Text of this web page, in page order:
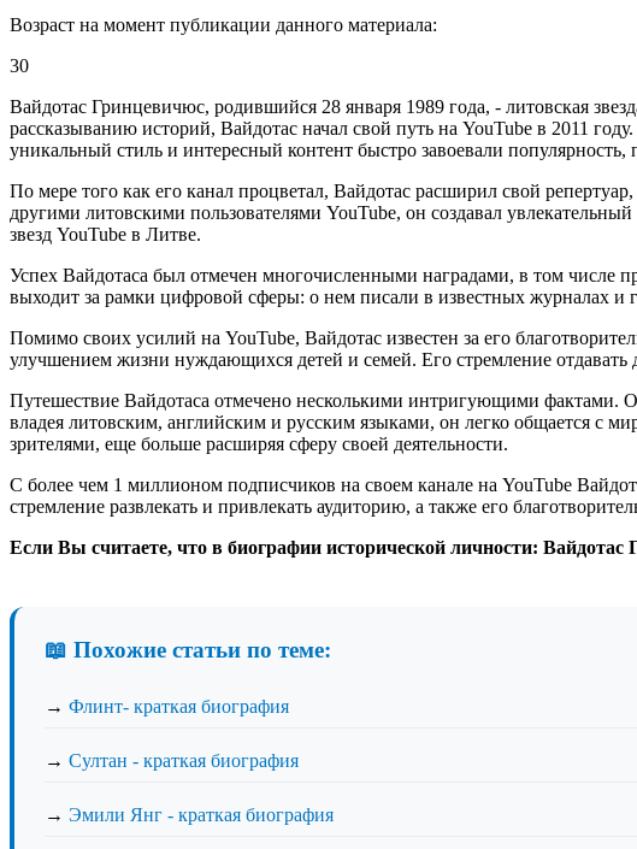
Возраст на момент публикации данного материала:
30
Вайдотас Гринцевичюс, родившийся 28 января 1989 года, - литовская
рассказыванию историй, Вайдотас начал свой путь на YouTube в 2011
уникальный стиль и интересный контент быстро завоевали популярность,
По мере того как его канал процветал, Вайдотас расширил свой
другими литовскими пользователями YouTube, он создавал
звезд YouTube в Литве.
Успех Вайдотаса был отмечен многочисленными наградами, в том
выходит за рамки цифровой сферы: о нем писали в известных журналах и
Помимо своих усилий на YouTube, Вайдотас известен за его
улучшением жизни нуждающихся детей и семей. Его стремление
Путешествие Вайдотаса отмечено несколькими интригующими фактами.
владея литовским, английским и русским языками, он легко общается с
зрителями, еще больше расширяя сферу своей деятельности.
С более чем 1 миллионом подписчиков на своем канале на YouTube
стремление развлекать и привлекать аудиторию, а также его
Если Вы считаете, что в биографии исторической личности:
📖 Похожие статьи по теме:
→ Флинт- краткая биография
→ Султан - краткая биография
→ Эмили Янг - краткая биография